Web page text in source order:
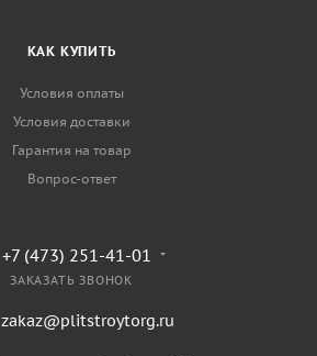
КАК КУПИТЬ
Условия оплаты
Условия доставки
Гарантия на товар
Вопрос-ответ
+7 (473) 251-41-01
ЗАКАЗАТЬ ЗВОНОК
zakaz@plitstroytorg.ru